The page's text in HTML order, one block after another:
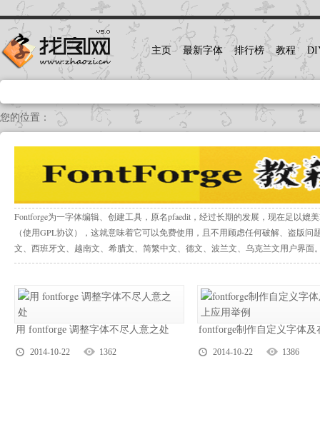
主页 最新字体 排行榜 教程
您的位置：
首页>教程>FontForge教程
Fontforge为一字体编辑、创建工具，原名pfaedit，经过长期的发展，现在足以媲
（使用GPL协议），这就意味着它可以免费使用，且不用顾虑任何破解、盗版
文、西班牙文、越南文、希腊文、简繁中文、德文、波兰文、乌克兰文用户界面
用 fontforge 调整字体不尽人意之处
2014-10-22 1362
fontforge制作自定义字体及
2014-10-22 1386